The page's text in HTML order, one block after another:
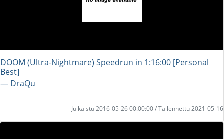
DOOM (Ultra-Nightmare) Speedrun in 1:16:00 [Personal
Best]
― DraQu
Julkaistu 2016-05-26 00:00:00 / Tallennettu 2021-05-16